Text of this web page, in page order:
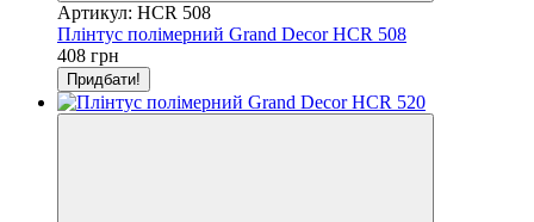
Артикул: HCR 508
Плінтус полімерний Grand Decor HCR 508
408 грн
Придбати!